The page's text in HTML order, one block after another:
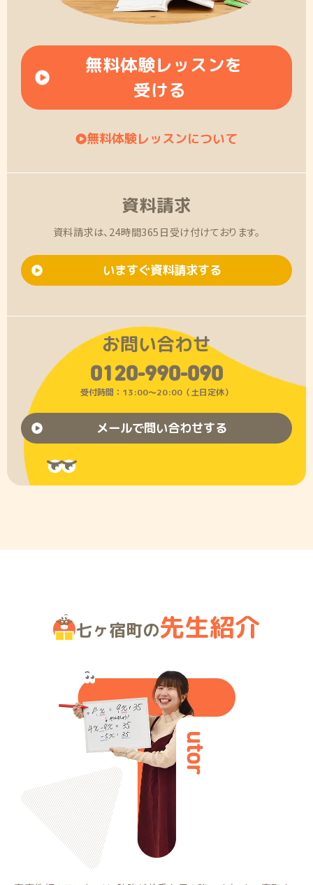
無料体験レッスンを
受ける
無料体験レッスンについて
資料請求
資料請求は、24時間365日受け付けております。
いますぐ資料請求する
お問い合わせ
0120-990-090
受付時間：13:00〜20:00（土日定休）
メールで問い合わせする
七ヶ宿町の先生紹介